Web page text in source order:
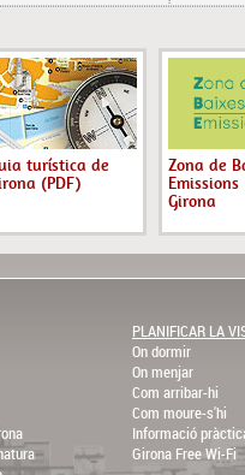
turística de
(PDF)
Zona de
Emissions
Girona
PLANIFICAR LA
On dormir
On menjar
Com arribar-hi
Com moure-s'hi
Informació
Girona Free Wi-Fi